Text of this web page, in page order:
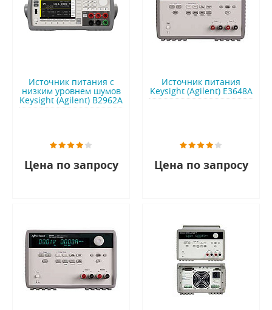
Источник питания с
низким уровнем шумов
Keysight (Agilent) B2962A
Цена по запросу
Источник питания
Keysight (Agilent) E3648A
Цена по запросу